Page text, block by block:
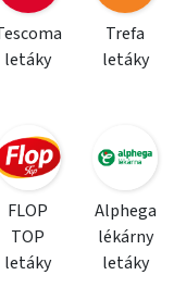
letáky
Trefa
letáky
FLOP
TOP
letáky
Alphega
lékárny
letáky